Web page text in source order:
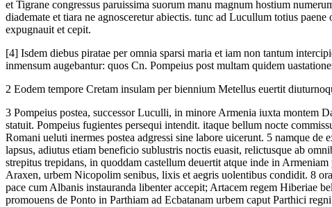
et Tigrane congressus paruissima suorum manu magnum hostium
diademate et tiara ne agnosceretur abiectis. tunc ad Lucullum totius
expugnauit et cepit.
[4] Isdem diebus piratae per omnia sparsi maria et iam non tantum
inmensum augebantur: quos Cn. Pompeius post multam quidem
2 Eodem tempore Cretam insulam per biennium Metellus euertit
3 Pompeius postea, successor Luculli, in minore Armenia iuxta montem
statuit. Pompeius fugientes persequi intendit. itaque bellum nocte
Romani ueluti inermes postea adgressi sine labore uicerunt. 5 namque de
lapsus, adiutus etiam beneficio sublustris noctis euasit, relictusque ab
strepitus trepidans, in quoddam castellum deuertit atque inde in Armeniam
Araxen, urbem Nicopolim senibus, lixis et aegris uolentibus condidit. 8
pace cum Albanis instauranda libenter accepit; Artacem regem Hiberiae
promouens de Ponto in Parthiam ad Ecbatanam urbem caput Parthici